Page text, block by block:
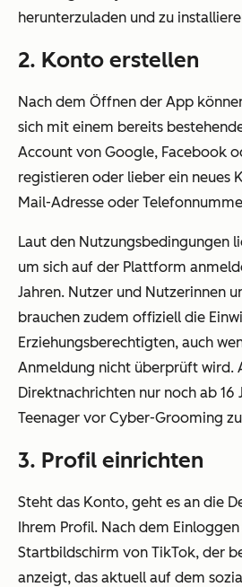
herunterzuladen und zu
2. Konto erstellen
Nach dem Öffnen der App
sich mit einem bereits
Account von Google, Facebook
registieren oder lieber ein neues
Mail-Adresse oder
Laut den Nutzungsbedingungen
um sich auf der Plattform
Jahren. Nutzer und Nutzerinnen
brauchen zudem offiziell die
Erziehungsberechtigten, auch
Anmeldung nicht überprüft wird.
Direktnachrichten nur noch ab 16
Teenager vor Cyber-Grooming
3. Profil einrichten
Steht das Konto, geht es an die
Ihrem Profil. Nach dem
Startbildschirm von TikTok, der
anzeigt, das aktuell auf dem